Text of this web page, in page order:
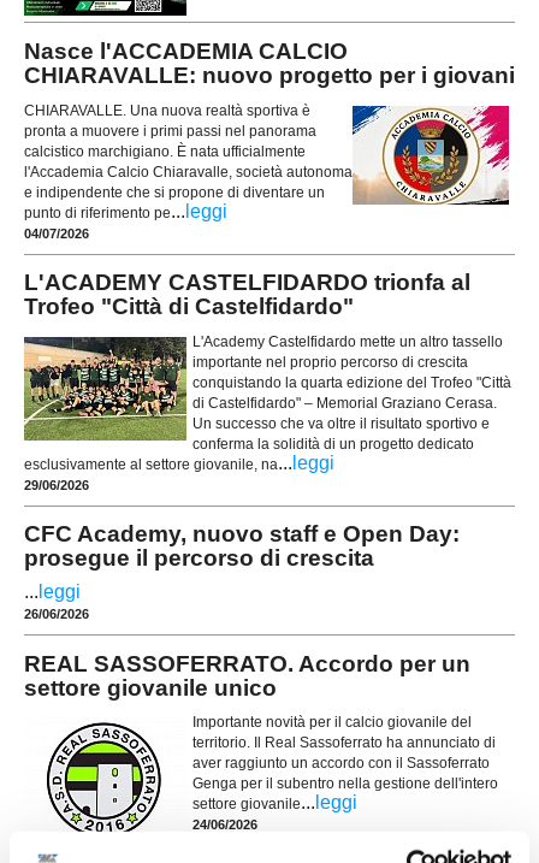
Nasce l'ACCADEMIA CALCIO
CHIARAVALLE: nuovo progetto per i giovani
CHIARAVALLE. Una nuova realtà sportiva è
pronta a muovere i primi passi nel panorama
calcistico marchigiano. È nata ufficialmente
l'Accademia Calcio Chiaravalle, società autonoma
e indipendente che si propone di diventare un
punto di riferimento pe... leggi
04/07/2026
L'ACADEMY CASTELFIDARDO trionfa al
Trofeo "Città di Castelfidardo"
L'Academy Castelfidardo mette un altro tassello
importante nel proprio percorso di crescita
conquistando la quarta edizione del Trofeo "Città
di Castelfidardo" – Memorial Graziano Cerasa.
Un successo che va oltre il risultato sportivo e
conferma la solidità di un progetto dedicato
esclusivamente al settore giovanile, na... leggi
29/06/2026
CFC Academy, nuovo staff e Open Day:
prosegue il percorso di crescita
... leggi
26/06/2026
REAL SASSOFERRATO. Accordo per un
settore giovanile unico
Importante novità per il calcio giovanile del
territorio. Il Real Sassoferrato ha annunciato di
aver raggiunto un accordo con il Sassoferrato
Genga per il subentro nella gestione dell'intero
settore giovanile... leggi
24/06/2026